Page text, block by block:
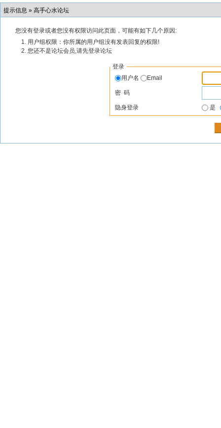
提示信息 » 高手心水论坛
您没有登录或者您没有权限访问此页面，可能有如下几个原因:
用户组权限：你所属的用户组没有发表回复的权限!
您还不是论坛会员,请先登录论坛
登录
用户名
Email
密 码
隐身登录 是